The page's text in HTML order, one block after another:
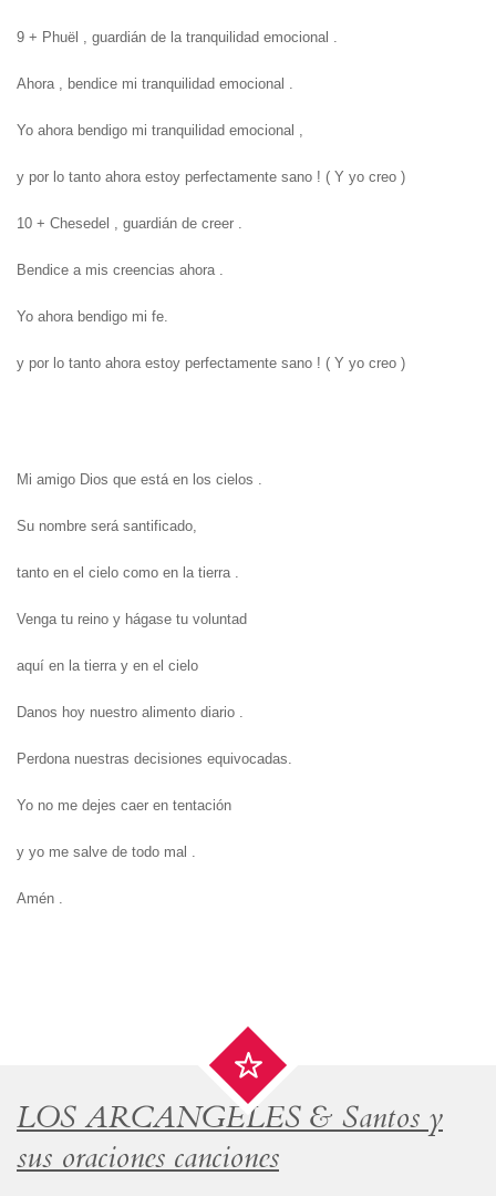
9 + Phuël , guardián de la tranquilidad emocional .
Ahora , bendice mi tranquilidad emocional .
Yo ahora bendigo mi tranquilidad emocional ,
y por lo tanto ahora estoy perfectamente sano ! ( Y yo creo )
10 + Chesedel , guardián de creer .
Bendice a mis creencias ahora .
Yo ahora bendigo mi fe.
y por lo tanto ahora estoy perfectamente sano ! ( Y yo creo )
Mi amigo Dios que está en los cielos .
Su nombre será santificado,
tanto en el cielo como en la tierra .
Venga tu reino y hágase tu voluntad
aquí en la tierra y en el cielo
Danos hoy nuestro alimento diario .
Perdona nuestras decisiones equivocadas.
Yo no me dejes caer en tentación
y yo me salve de todo mal .
Amén .
LOS ARCANGELES & Santos y
sus oraciones canciones